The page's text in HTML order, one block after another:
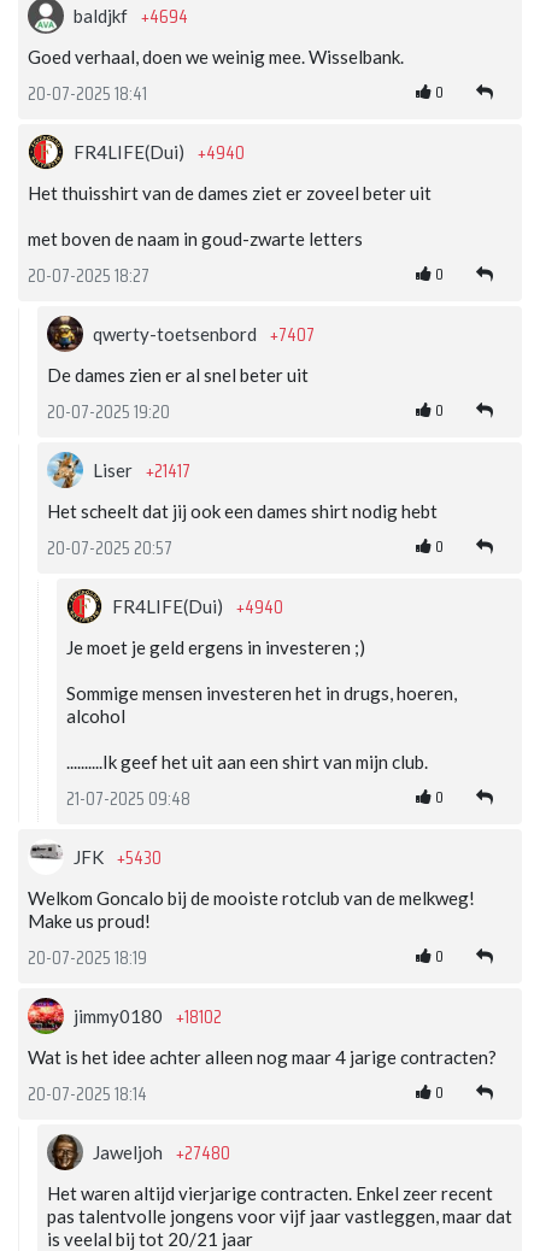
baldjkf +4694
Goed verhaal, doen we weinig mee. Wisselbank.
20-07-2025 18:41 0
FR4LIFE(Dui) +4940
Het thuisshirt van de dames ziet er zoveel beter uit
met boven de naam in goud-zwarte letters
20-07-2025 18:27 0
qwerty-toetsenbord +7407
De dames zien er al snel beter uit
20-07-2025 19:20 0
Liser +21417
Het scheelt dat jij ook een dames shirt nodig hebt
20-07-2025 20:57 0
FR4LIFE(Dui) +4940
Je moet je geld ergens in investeren ;)
Sommige mensen investeren het in drugs, hoeren,
alcohol
..........Ik geef het uit aan een shirt van mijn club.
21-07-2025 09:48 0
JFK +5430
Welkom Goncalo bij de mooiste rotclub van de melkweg!
Make us proud!
20-07-2025 18:19 0
jimmy0180 +18102
Wat is het idee achter alleen nog maar 4 jarige contracten?
20-07-2025 18:14 0
Jaweljoh +27480
Het waren altijd vierjarige contracten. Enkel zeer recent
pas talentvolle jongens voor vijf jaar vastleggen, maar dat
is veelal bij tot 20/21 jaar